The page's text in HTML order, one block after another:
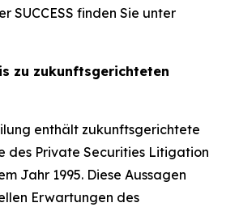
SUCCESS finden Sie unter
zu zukunftsgerichteten
enthält zukunftsgerichtete
des Private Securities Litigation
Jahr 1995. Diese Aussagen
Erwartungen des